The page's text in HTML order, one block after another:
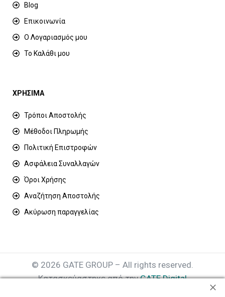
Blog
Επικοινωνία
Ο Λογαριασμός μου
Το Καλάθι μου
ΧΡΗΣΙΜΑ
Τρόποι Αποστολής
Μέθοδοι Πληρωμής
Πολιτική Επιστροφών
Ασφάλεια Συναλλαγών
Όροι Χρήσης
Αναζήτηση Αποστολής
Ακύρωση παραγγελίας
© 2026 GATE GROUP – All rights reserved.
Κατασκεύαστηκε από τηνGATE Digital